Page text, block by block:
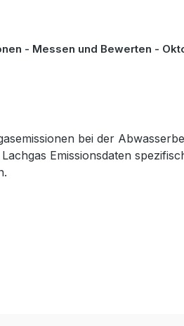
- Messen und Bewerten -
bei der
Emissionsdaten